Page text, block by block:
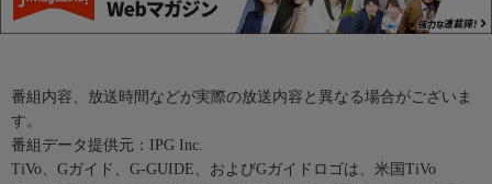
番組内容、放送時間などが実際の放送内容と異なる場合がございま
す。
番組データ提供元：IPG Inc.
TiVo、Gガイド、G-GUIDE、およびGガイドロゴは、米国TiVo